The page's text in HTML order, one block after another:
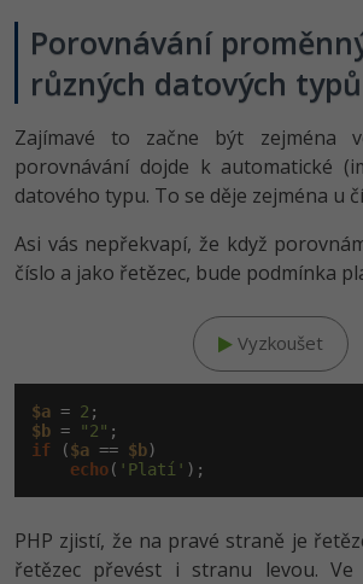
Porovnávání
různých datových typů
Zajímavé to začne být zejména
porovnávání dojde k automatické
datového typu. To se děje zejména u
Asi vás nepřekvapí, že když
číslo a jako řetězec, bude podmínka
Vyzkoušet
$a = 2
$b = "2"
if ($a == $b)
echo( 'Platí'
PHP zjistí, že na pravé straně je
řetězec převést i stranu levou. Ve